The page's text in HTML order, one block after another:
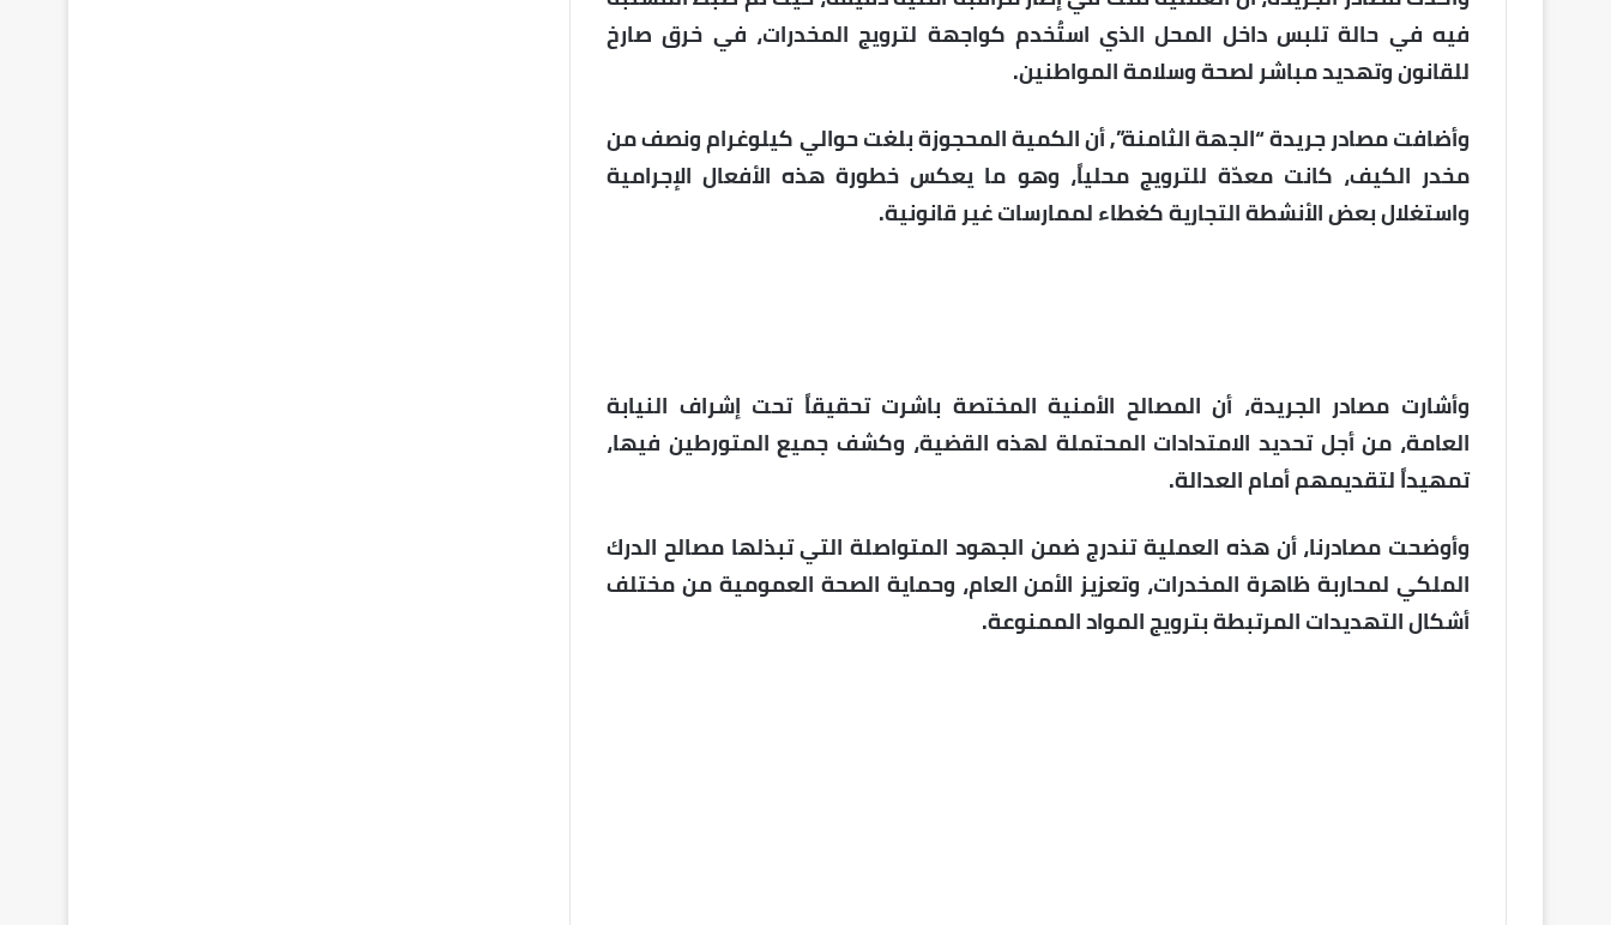
فيه في حالة تلبس داخل المحل الذي استُخدم كواجهة لترويج المخدرات، في خرق صارخ
للقانون وتهديد مباشر لصحة وسلامة المواطنين.
وأضافت مصادر جريدة “الجهة الثامنة”, أن الكمية المحجوزة بلغت حوالي كيلوغرام ونصف من
مخدر الكيف، كانت معدّة للترويج محلياً، وهو ما يعكس خطورة هذه الأفعال الإجرامية
واستغلال بعض الأنشطة التجارية كغطاء لممارسات غير قانونية.
وأشارت مصادر الجريدة، أن المصالح الأمنية المختصة باشرت تحقيقاً تحت إشراف النيابة
العامة، من أجل تحديد الامتدادات المحتملة لهذه القضية، وكشف جميع المتورطين فيها،
تمهيداً لتقديمهم أمام العدالة.
وأوضحت مصادرنا، أن هذه العملية تندرج ضمن الجهود المتواصلة التي تبذلها مصالح الدرك
الملكي لمحاربة ظاهرة المخدرات، وتعزيز الأمن العام، وحماية الصحة العمومية من مختلف
أشكال التهديدات المرتبطة بترويج المواد الممنوعة.